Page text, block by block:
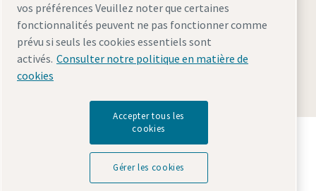
Mentions légales et déclaration de confidentialité
Gérer les cookiesAccessibilitéPlan du site
© 2026 Atlas Copco AB
Découvrez comment le groupe Atlas Copco met en
œuvre une technologie qui transforme l'avenir.
Visitez le site Web Atlas Copco Group
vos préférences Veuillez noter que certaines
fonctionnalités peuvent ne pas fonctionner comme
prévu si seuls les cookies essentiels sont
activés. Consulter notre politique en matière de
cookies
Accepter tous les
cookies
Gérer les cookies